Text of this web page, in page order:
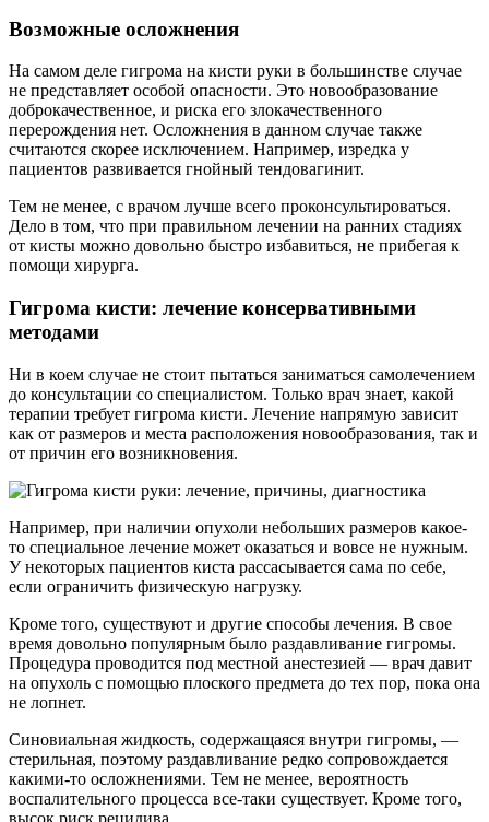
Возможные осложнения
На самом деле гигрома на кисти руки в большинстве случае
не представляет особой опасности. Это новообразование
доброкачественное, и риска его злокачественного
перерождения нет. Осложнения в данном случае также
считаются скорее исключением. Например, изредка у
пациентов развивается гнойный тендовагинит.
Тем не менее, с врачом лучше всего проконсультироваться.
Дело в том, что при правильном лечении на ранних стадиях
от кисты можно довольно быстро избавиться, не прибегая к
помощи хирурга.
Гигрома кисти: лечение консервативными
методами
Ни в коем случае не стоит пытаться заниматься самолечением
до консультации со специалистом. Только врач знает, какой
терапии требует гигрома кисти. Лечение напрямую зависит
как от размеров и места расположения новообразования, так и
от причин его возникновения.
Например, при наличии опухоли небольших размеров какое-
то специальное лечение может оказаться и вовсе не нужным.
У некоторых пациентов киста рассасывается сама по себе,
если ограничить физическую нагрузку.
Кроме того, существуют и другие способы лечения. В свое
время довольно популярным было раздавливание гигромы.
Процедура проводится под местной анестезией — врач давит
на опухоль с помощью плоского предмета до тех пор, пока она
не лопнет.
Синовиальная жидкость, содержащаяся внутри гигромы, —
стерильная, поэтому раздавливание редко сопровождается
какими-то осложнениями. Тем не менее, вероятность
воспалительного процесса все-таки существует. Кроме того,
высок риск рецидива.